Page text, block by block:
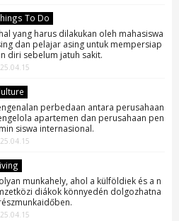
To Do
yang harus dilakukan oleh mahasiswa
dan pelajar asing untuk mempersiap
diri sebelum jatuh sakit.
perbedaan antara perusahaan
apartemen dan perusahaan pen
siswa internasional.
munkahely, ahol a külföldiek és a n
diákok könnyedén dolgozhatna